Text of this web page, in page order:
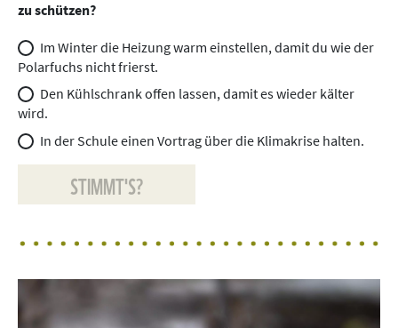
zu schützen?
Im Winter die Heizung warm einstellen, damit du wie der
Polarfuchs nicht frierst.
Den Kühlschrank offen lassen, damit es wieder kälter
wird.
In der Schule einen Vortrag über die Klimakrise halten.
STIMMT'S?